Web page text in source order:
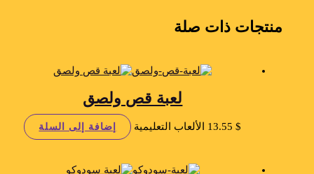
منتجات ذات صلة
لعبة قص ولصق
$
13.55 الألعاب التعليمية إضافة إلى السلة